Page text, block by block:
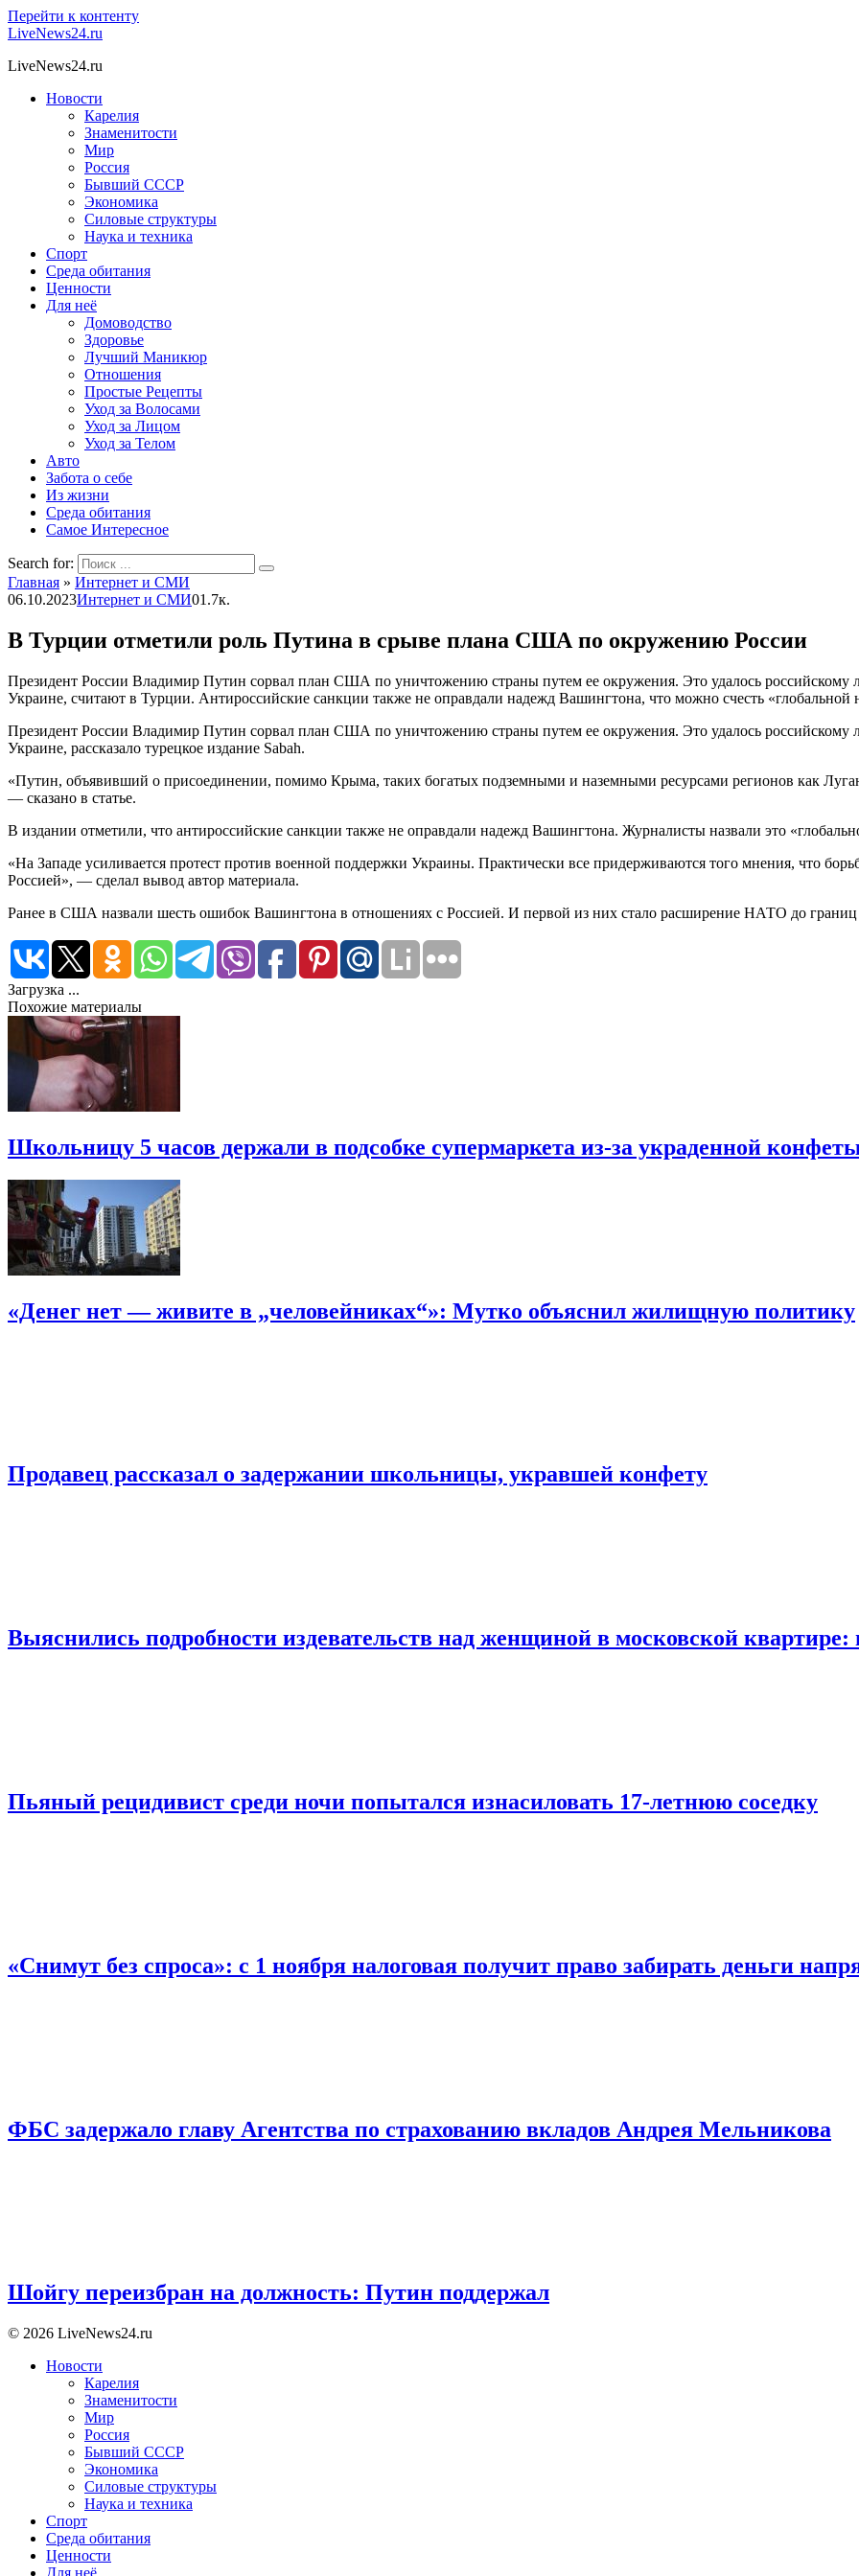
Перейти к контенту
LiveNews24.ru
LiveNews24.ru
Новости
Карелия
Знаменитости
Мир
Россия
Бывший СССР
Экономика
Силовые структуры
Наука и техника
Спорт
Среда обитания
Ценности
Для неё
Домоводство
Здоровье
Лучший Маникюр
Отношения
Простые Рецепты
Уход за Волосами
Уход за Лицом
Уход за Телом
Авто
Забота о себе
Из жизни
Среда обитания
Самое Интересное
Search for:
Главная » Интернет и СМИ
06.10.2023Интернет и СМИ01.7к.
В Турции отметили роль Путина в срыве плана США по окружению России
Президент России Владимир Путин сорвал план США по уничтожению страны путем ее окружения. Это удалось российскому
Украине, считают в Турции. Антироссийские санкции также не оправдали надежд Вашингтона, что можно счесть «глобальной
Президент России Владимир Путин сорвал план США по уничтожению страны путем ее окружения. Это удалось российскому
Украине, рассказало турецкое издание Sabah.
«Путин, объявивший о присоединении, помимо Крыма, таких богатых подземными и наземными ресурсами регионов как
— сказано в статье.
В издании отметили, что антироссийские санкции также не оправдали надежд Вашингтона. Журналисты назвали это
«На Западе усиливается протест против военной поддержки Украины. Практически все придерживаются того мнения, что
Россией», — сделал вывод автор материала.
Ранее в США назвали шесть ошибок Вашингтона в отношениях с Россией. И первой из них стало расширение НАТО до
Загрузка ...
Похожие материалы
Школьницу 5 часов держали в подсобке супермаркета из-за украденной
«Денег нет — живите в „человейниках“»: Мутко объяснил жилищную политику
Продавец рассказал о задержании школьницы, укравшей конфету
Выяснились подробности издевательств над женщиной в московской квартире:
Пьяный рецидивист среди ночи попытался изнасиловать 17-летнюю соседку
«Снимут без спроса»: с 1 ноября налоговая получит право забирать деньги
ФБС задержало главу Агентства по страхованию вкладов Андрея Мельникова
Шойгу переизбран на должность: Путин поддержал
© 2026 LiveNews24.ru
Новости
Карелия
Знаменитости
Мир
Россия
Бывший СССР
Экономика
Силовые структуры
Наука и техника
Спорт
Среда обитания
Ценности